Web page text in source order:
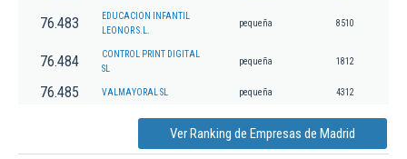
76.483
EDUCACION INFANTIL
LEONOR S.L.
pequeña 8510
76.484
CONTROL PRINT DIGITAL
SL
pequeña 1812
76.485 VALMAYORAL SL pequeña 4312
Ver Ranking de Empresas de Madrid